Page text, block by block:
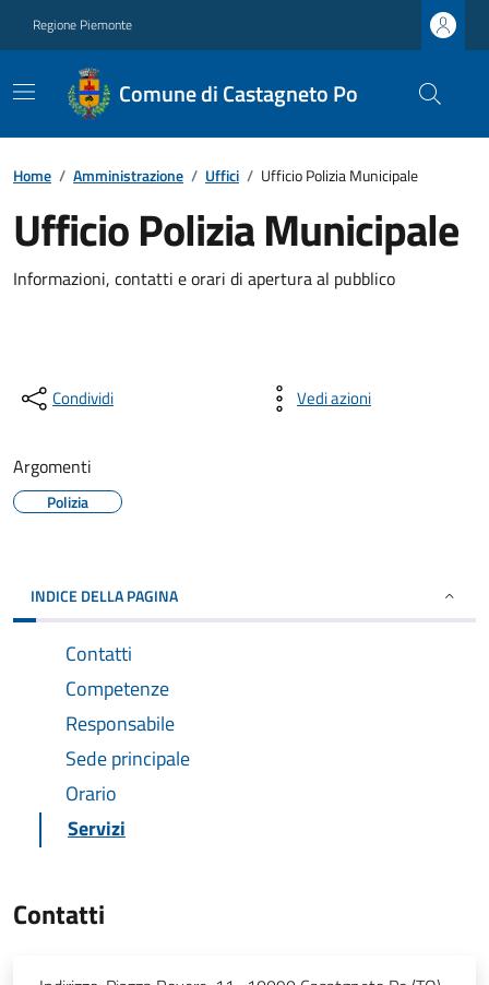
Regione Piemonte
Comune di Castagneto Po
Home / Amministrazione / Uffici / Ufficio Polizia Municipale
Ufficio Polizia Municipale
Informazioni, contatti e orari di apertura al pubblico
Condividi Vedi azioni
Argomenti
Polizia
INDICE DELLA PAGINA
Contatti
Competenze
Responsabile
Sede principale
Orario
Servizi
Contatti